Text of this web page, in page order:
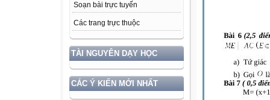
Soạn bài trực tuyến
Các trang trực thuộc
TÀI NGUYÊN DẠY HỌC
CÁC Ý KIẾN MỚI NHẤT